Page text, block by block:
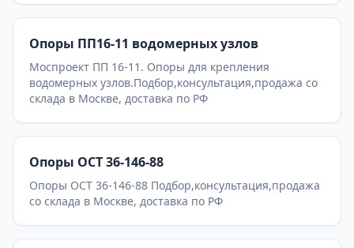
Опоры ПП16-11 водомерных узлов
Моспроект ПП 16-11. Опоры для крепления
водомерных узлов.Подбор,консультация,продажа со
склада в Москве, доставка по РФ
Опоры ОСТ 36-146-88
Опоры ОСТ 36-146-88 Подбор,консультация,продажа
со склада в Москве, доставка по РФ